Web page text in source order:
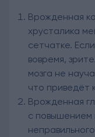
Врожденная
хрусталика
сетчатке.
вовремя,
мозга не
что приведёт
Врожденная
с повышением